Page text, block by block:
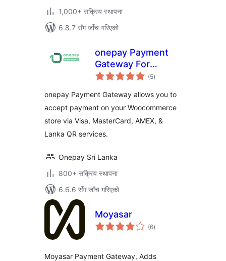
1,000+ सक्रिय स्थापना
6.8.7 सँग जाँच गरिएको
onepay Payment
Gateway For
WooCommerce
(5कुल
रेटिङ्गहरू
)
onepay Payment Gateway allows you to
accept payment on your Woocommerce
store via Visa, MasterCard, AMEX, &
Lanka QR services.
Onepay Sri Lanka
800+ सक्रिय स्थापना
6.6.6 सँग जाँच गरिएको
Moyasar
(6कुल
रेटिङ्गहरू
)
Moyasar Payment Gateway, Adds